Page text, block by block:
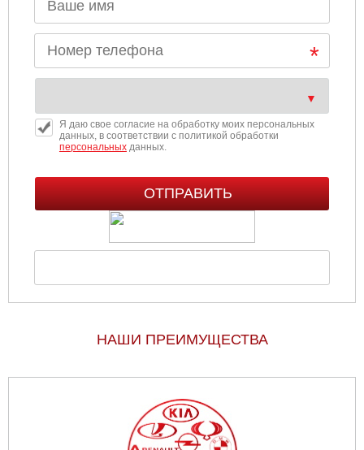
Я даю свое согласие на обработку моих персональных
данных, в соответствии с политикой обработки
персональныхданных.
НАШИ ПРЕИМУЩЕСТВА